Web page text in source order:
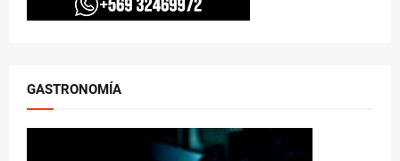
GASTRONOMÍA